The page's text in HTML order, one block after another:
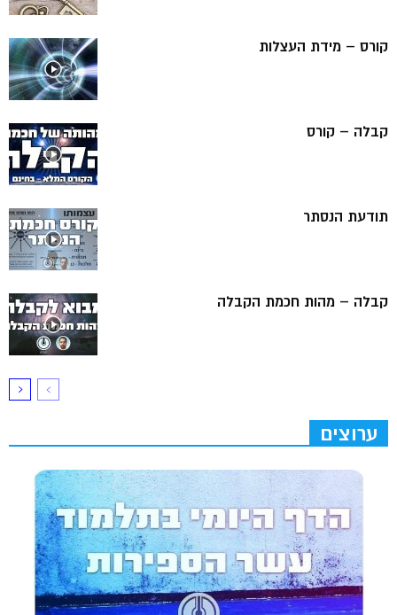
קורס – מידת העצלות
קבלה – קורס
תודעת הנסתר
קבלה – מהות חכמת הקבלה
ערוצים